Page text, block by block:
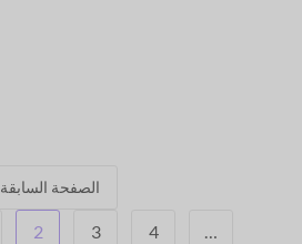
الصفحة السابقة
2 3 4 …